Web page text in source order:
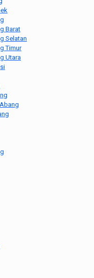
Barat
Selatan
Timur
Utara